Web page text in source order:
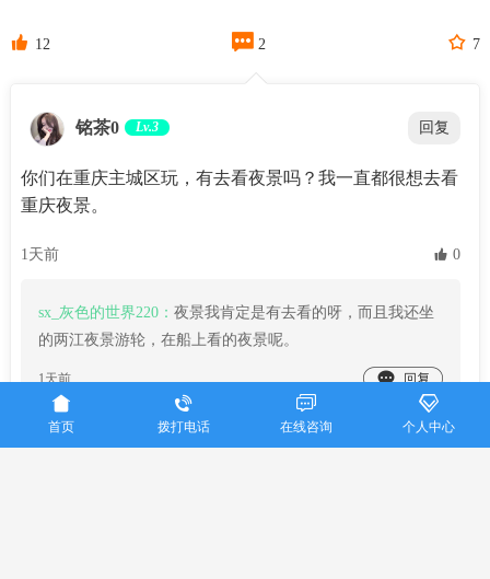
 12  2  7
铭茶0 Lv.3 回复
你们在重庆主城区玩，有去看夜景吗？我一直都很想去看
重庆夜景。
1天前  0
sx_灰色的世界220： 夜景我肯定是有去看的呀，而且我还坐
的两江夜景游轮，在船上看的夜景呢。
1天前 
sx_143843487 Lv.3

首页

拨打电话

在线咨询

个人中心